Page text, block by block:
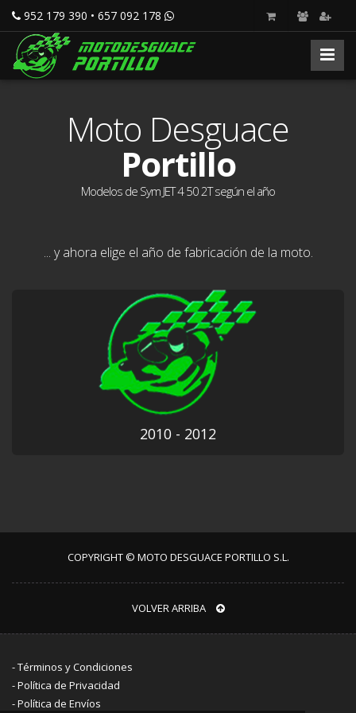
952 179 390 • 657 092 178
Moto Desguace
Portillo
Modelos de Sym JET 4 50 2T según el año
... y ahora elige el año de fabricación de la moto.
2010 - 2012
COPYRIGHT © MOTO DESGUACE PORTILLO S.L.
VOLVER ARRIBA
-Términos y Condiciones
-Política de Privacidad
-Política de Envíos